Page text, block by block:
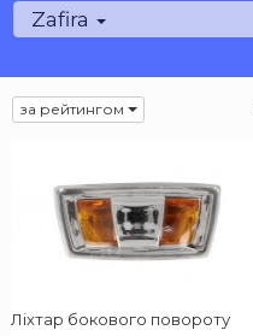
Zafira
за рейтингом
Ліхтар бокового повороту